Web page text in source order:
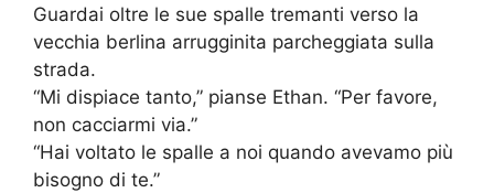
Guardai oltre le sue spalle tremanti verso la
vecchia berlina arrugginita parcheggiata sulla
strada.
“Mi dispiace tanto,” pianse Ethan. “Per favore,
non cacciarmi via.”
“Hai voltato le spalle a noi quando avevamo più
bisogno di te.”